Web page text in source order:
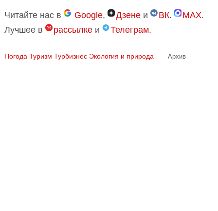
Читайте нас в Google, Дзене и ВК. MAX.
Лучшее в
рассылке и Телеграм.
Погода Туризм Турбизнес Экология и природа Архив